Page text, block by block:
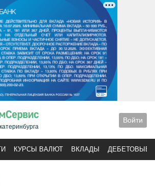
Войти
КУРСЫ ВАЛЮТ ВКЛАДЫ ДЕБЕТОВЫЕ